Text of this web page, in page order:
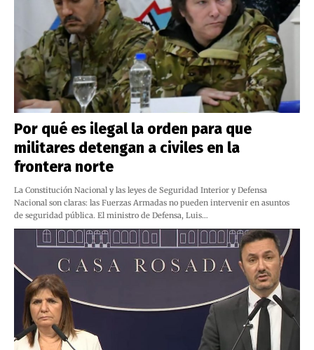
Por qué es ilegal la orden para que
militares detengan a civiles en la
frontera norte
La Constitución Nacional y las leyes de Seguridad Interior y Defensa
Nacional son claras: las Fuerzas Armadas no pueden intervenir en asuntos
de seguridad pública. El ministro de Defensa, Luis…